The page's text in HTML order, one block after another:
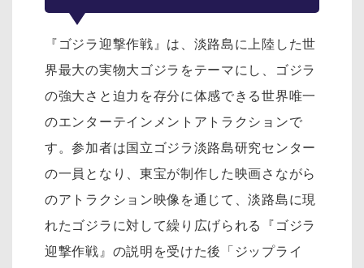
『ゴジラ迎撃作戦』は、淡路島に上陸した世
界最大の実物大ゴジラをテーマにし、ゴジラ
の強大さと迫力を存分に体感できる世界唯一
のエンターテインメントアトラクションで
す。参加者は国立ゴジラ淡路島研究センター
の一員となり、東宝が制作した映画さながら
のアトラクション映像を通じて、淡路島に現
れたゴジラに対して繰り広げられる『ゴジラ
迎撃作戦』の説明を受けた後「ジップライ